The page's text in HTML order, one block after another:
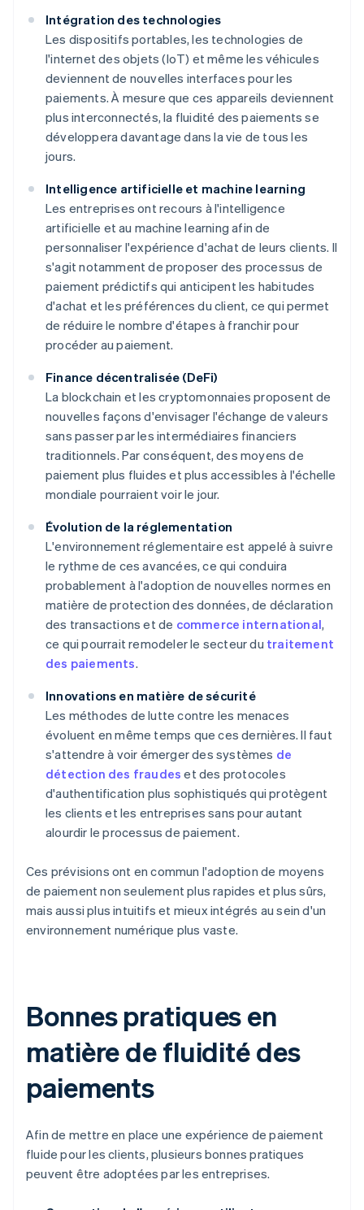
Intégration des technologies
Les dispositifs portables, les technologies de
l'internet des objets (IoT) et même les véhicules
deviennent de nouvelles interfaces pour les
paiements. À mesure que ces appareils deviennent
plus interconnectés, la fluidité des paiements se
développera davantage dans la vie de tous les
jours.
Intelligence artificielle et machine learning
Les entreprises ont recours à l'intelligence
artificielle et au machine learning afin de
personnaliser l'expérience d'achat de leurs clients. Il
s'agit notamment de proposer des processus de
paiement prédictifs qui anticipent les habitudes
d'achat et les préférences du client, ce qui permet
de réduire le nombre d'étapes à franchir pour
procéder au paiement.
Finance décentralisée (DeFi)
La blockchain et les cryptomonnaies proposent de
nouvelles façons d'envisager l'échange de valeurs
sans passer par les intermédiaires financiers
traditionnels. Par conséquent, des moyens de
paiement plus fluides et plus accessibles à l'échelle
mondiale pourraient voir le jour.
Évolution de la réglementation
L'environnement réglementaire est appelé à suivre
le rythme de ces avancées, ce qui conduira
probablement à l'adoption de nouvelles normes en
matière de protection des données, de déclaration
des transactions et de commerce international,
ce qui pourrait remodeler le secteur du traitement
des paiements.
Innovations en matière de sécurité
Les méthodes de lutte contre les menaces
évoluent en même temps que ces dernières. Il faut
s'attendre à voir émerger des systèmes de
détection des fraudes et des protocoles
d'authentification plus sophistiqués qui protègent
les clients et les entreprises sans pour autant
alourdir le processus de paiement.
Ces prévisions ont en commun l'adoption de moyens
de paiement non seulement plus rapides et plus sûrs,
mais aussi plus intuitifs et mieux intégrés au sein d'un
environnement numérique plus vaste.
Bonnes pratiques en
matière de fluidité des
paiements
Afin de mettre en place une expérience de paiement
fluide pour les clients, plusieurs bonnes pratiques
peuvent être adoptées par les entreprises.